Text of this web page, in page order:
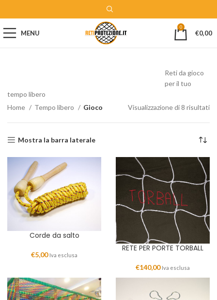
MENU
0
€0,00
Reti da gioco
per il tuo
tempo libero
Home
Tempo libero Gioco Visualizzazione di 8 risultati
Mostra la barra laterale
Corde da salto
€5,00 Iva esclusa
RETE PER PORTE TORBALL
€140,00 Iva esclusa